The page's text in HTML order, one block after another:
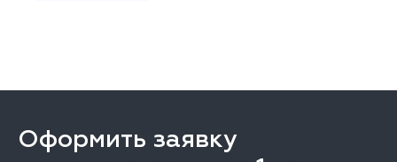
Оформить заявку